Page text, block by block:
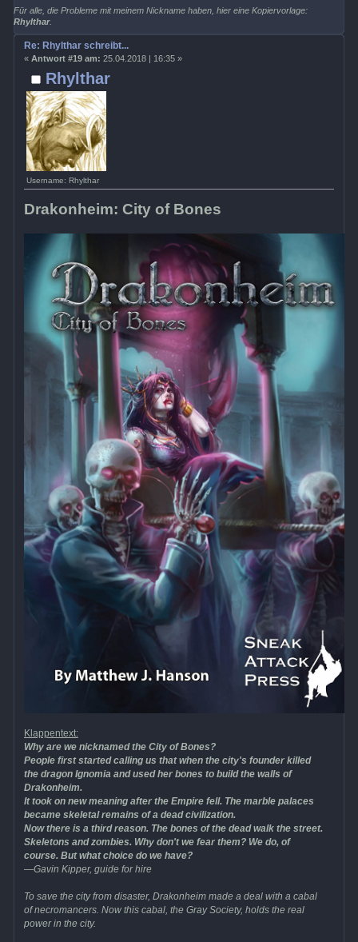
Für alle, die Probleme mit meinem Nickname haben, hier eine Kopiervorlage:
Rhylthar.
Rhylthar
Username: Rhylthar
Re: Rhylthar schreibt...
« Antwort #19 am: 25.04.2018 | 16:35 »
Drakonheim: City of Bones
Klappentext:
Why are we nicknamed the City of Bones?
People first started calling us that when the city's founder killed
the dragon Ignomia and used her bones to build the walls of
Drakonheim.
It took on new meaning after the Empire fell. The marble palaces
became skeletal remains of a dead civilization.
Now there is a third reason. The bones of the dead walk the street.
Skeletons and zombies. Why don't we fear them? We do, of
course. But what choice do we have?
—Gavin Kipper, guide for hire
To save the city from disaster, Drakonheim made a deal with a cabal
of necromancers. Now this cabal, the Gray Society, holds the real
power in the city.